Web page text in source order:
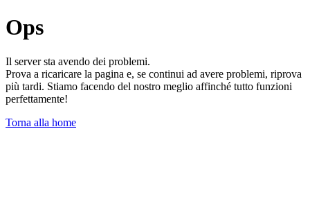
Ops
Il server sta avendo dei problemi.
Prova a ricaricare la pagina e, se continui ad avere problemi, riprova
più tardi. Stiamo facendo del nostro meglio affinché tutto funzioni
perfettamente!
Torna alla home